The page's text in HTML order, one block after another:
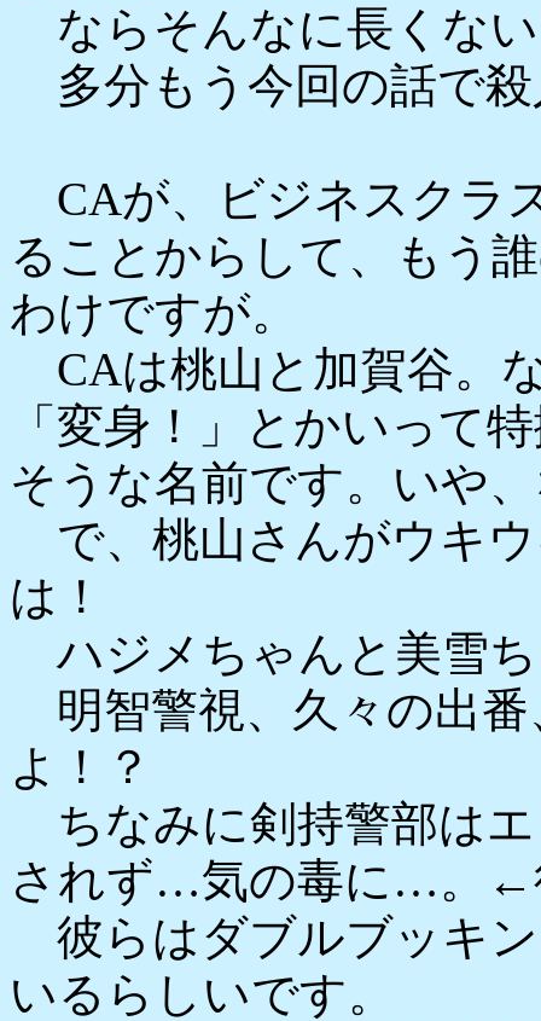
ならそんなに長くな
多分もう今回の話で
CAが、ビジネスクラ
ることからして、もう
わけですが。
CAは桃山と加賀谷。
「変身！」とかいって
そうな名前です。いや
で、桃山さんがウキ
は！
ハジメちゃんと美雪
明智警視、久々の出
よ！？
ちなみに剣持警部は
されず…気の毒に…。←
彼らはダブルブッキ
いるらしいです。